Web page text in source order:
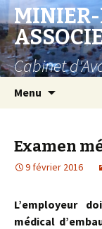
MINIER-
Cabinet
Menu
Examen
9 février 2016
L’employeur
médical